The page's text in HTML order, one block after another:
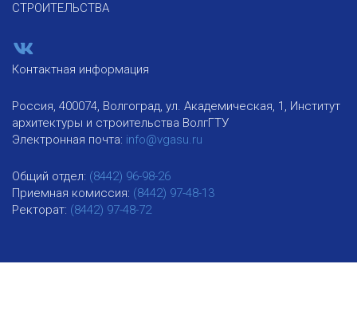
СТРОИТЕЛЬСТВА
Контактная информация
Россия, 400074, Волгоград, ул. Академическая, 1, Институт
архитектуры и строительства ВолгГТУ
Электронная почта: info@vgasu.ru
Общий отдел: (8442) 96-98-26
Приемная комиссия: (8442) 97-48-13
Ректорат: (8442) 97-48-72